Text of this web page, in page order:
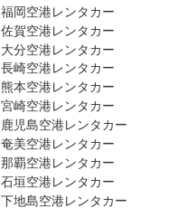
福岡空港レンタカー
佐賀空港レンタカー
大分空港レンタカー
長崎空港レンタカー
熊本空港レンタカー
宮崎空港レンタカー
鹿児島空港レンタカー
奄美空港レンタカー
那覇空港レンタカー
石垣空港レンタカー
下地島空港レンタカー